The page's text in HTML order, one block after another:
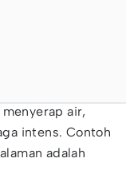
air,
intens. Contoh
adalah